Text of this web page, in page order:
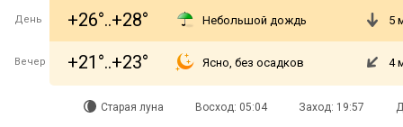
День +26°..+28° Небольшой дождь 5
Вечер +21°..+23° Ясно, без осадков 4
Старая луна Восход: 05:04 Заход: 19:57